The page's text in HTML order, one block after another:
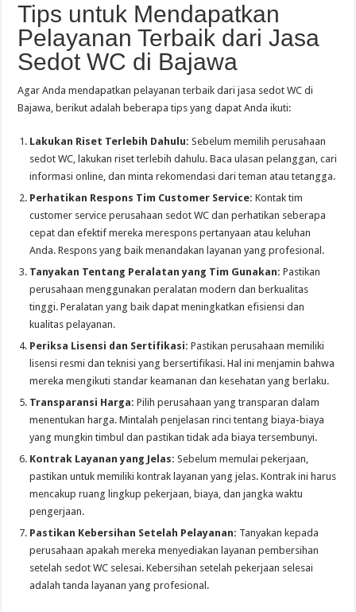
Tips untuk Mendapatkan
Pelayanan Terbaik dari Jasa
Sedot WC di Bajawa
Agar Anda mendapatkan pelayanan terbaik dari jasa sedot WC di
Bajawa, berikut adalah beberapa tips yang dapat Anda ikuti:
Lakukan Riset Terlebih Dahulu: Sebelum memilih perusahaan
sedot WC, lakukan riset terlebih dahulu. Baca ulasan pelanggan, cari
informasi online, dan minta rekomendasi dari teman atau tetangga.
Perhatikan Respons Tim Customer Service: Kontak tim
customer service perusahaan sedot WC dan perhatikan seberapa
cepat dan efektif mereka merespons pertanyaan atau keluhan
Anda. Respons yang baik menandakan layanan yang profesional.
Tanyakan Tentang Peralatan yang Tim Gunakan:Pastikan
perusahaan menggunakan peralatan modern dan berkualitas
tinggi. Peralatan yang baik dapat meningkatkan efisiensi dan
kualitas pelayanan.
Periksa Lisensi dan Sertifikasi: Pastikan perusahaan memiliki
lisensi resmi dan teknisi yang bersertifikasi. Hal ini menjamin bahwa
mereka mengikuti standar keamanan dan kesehatan yang berlaku.
Transparansi Harga: Pilih perusahaan yang transparan dalam
menentukan harga. Mintalah penjelasan rinci tentang biaya-biaya
yang mungkin timbul dan pastikan tidak ada biaya tersembunyi.
Kontrak Layanan yang Jelas: Sebelum memulai pekerjaan,
pastikan untuk memiliki kontrak layanan yang jelas. Kontrak ini harus
mencakup ruang lingkup pekerjaan, biaya, dan jangka waktu
pengerjaan.
Pastikan Kebersihan Setelah Pelayanan: Tanyakan kepada
perusahaan apakah mereka menyediakan layanan pembersihan
setelah sedot WC selesai. Kebersihan setelah pekerjaan selesai
adalah tanda layanan yang profesional.